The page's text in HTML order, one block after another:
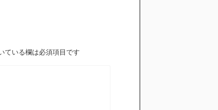
ている欄は必須項目です